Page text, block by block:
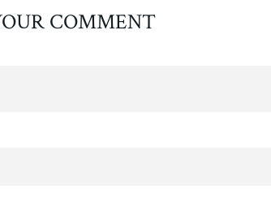
COMMENT